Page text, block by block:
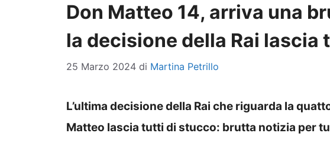
Don Matteo 14, arriva una
la decisione della Rai
25 Marzo 2024 di Martina Petrillo
L’ultima decisione della Rai che riguarda la
Matteo lascia tutti di stucco: brutta notizia per